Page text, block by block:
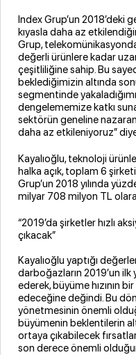
Index Grup’un 2018’deki
kıyasla daha az
Grup,
değerli ürünlere kadar
çeşitliliğine sahip. Bu
beklediğimizin altında
segmentinde
dengelememize katkı
sektörün geneline
daha az etkileniyoruz”
Kayalıoğlu, teknoloji
halka açık, toplam 6
Grup’un 2018 yılında
milyar 708 milyon TL
“2019’da şirketler hızlı
çıkacak”
Kayalıoğlu yaptığı
darboğazların 2019’un ilk
ederek, büyüme hızının
edeceğine değindi. Bu
yönetmesinin önemli
büyümenin beklentilerin
ortaya çıkabilecek
son derece önemli